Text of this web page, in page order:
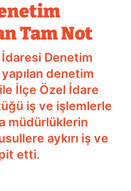
Tam Not
Denetim
denetim
İlçe Özel İdare
iş ve işlemlerle
müdürlüklerin
aykırı iş ve
etti.